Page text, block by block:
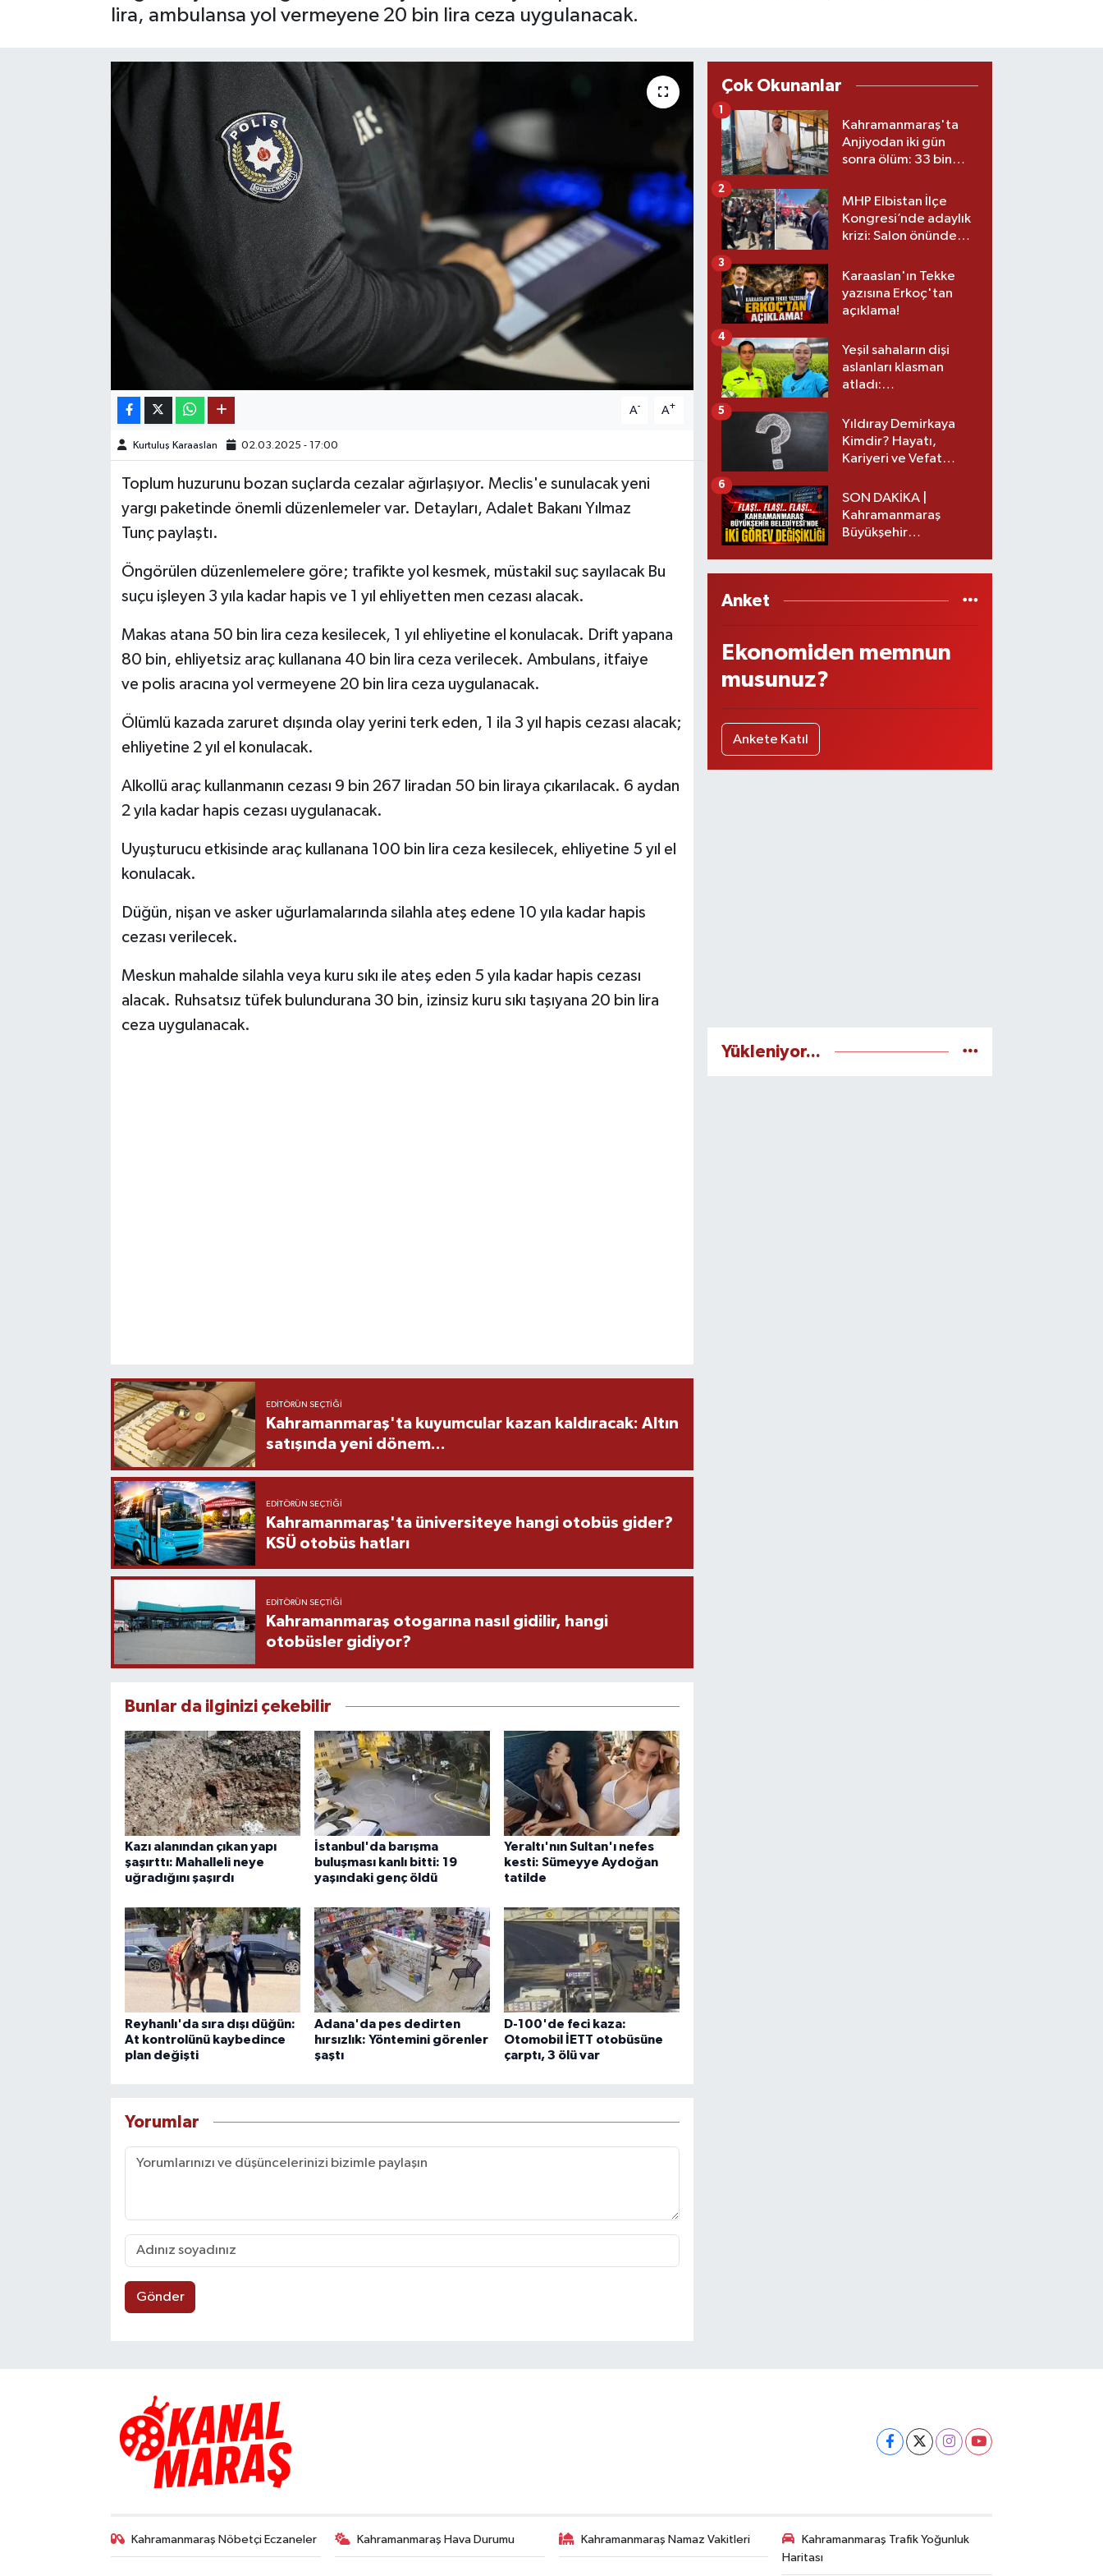
lira, ambulansa yol vermeyene 20 bin lira ceza uygulanacak.
A- A+
Kurtuluş Karaaslan 02.03.2025 - 17:00
Toplum huzurunu bozan suçlarda cezalar ağırlaşıyor. Meclis'e sunulacak yeni
yargı paketinde önemli düzenlemeler var. Detayları, Adalet Bakanı Yılmaz
Tunç paylaştı.
Öngörülen düzenlemelere göre; trafikte yol kesmek, müstakil suç sayılacak Bu
suçu işleyen 3 yıla kadar hapis ve 1 yıl ehliyetten men cezası alacak.
Makas atana 50 bin lira ceza kesilecek, 1 yıl ehliyetine el konulacak. Drift yapana
80 bin, ehliyetsiz araç kullanana 40 bin lira ceza verilecek. Ambulans, itfaiye
ve polis aracına yol vermeyene 20 bin lira ceza uygulanacak.
Ölümlü kazada zaruret dışında olay yerini terk eden, 1 ila 3 yıl hapis cezası alacak;
ehliyetine 2 yıl el konulacak.
Alkollü araç kullanmanın cezası 9 bin 267 liradan 50 bin liraya çıkarılacak. 6 aydan
2 yıla kadar hapis cezası uygulanacak.
Uyuşturucu etkisinde araç kullanana 100 bin lira ceza kesilecek, ehliyetine 5 yıl el
konulacak.
Düğün, nişan ve asker uğurlamalarında silahla ateş edene 10 yıla kadar hapis
cezası verilecek.
Meskun mahalde silahla veya kuru sıkı ile ateş eden 5 yıla kadar hapis cezası
alacak. Ruhsatsız tüfek bulundurana 30 bin, izinsiz kuru sıkı taşıyana 20 bin lira
ceza uygulanacak.
EDITÖRÜN SEÇTIĞI
Kahramanmaraş'ta kuyumcular kazan kaldıracak: Altın
satışında yeni dönem...
EDITÖRÜN SEÇTIĞI
Kahramanmaraş'ta üniversiteye hangi otobüs gider?
KSÜ otobüs hatları
EDITÖRÜN SEÇTIĞI
Kahramanmaraş otogarına nasıl gidilir, hangi
otobüsler gidiyor?
Bunlar da ilginizi çekebilir
Kazı alanından çıkan yapı
şaşırttı: Mahalleli neye
uğradığını şaşırdı
İstanbul'da barışma
buluşması kanlı bitti: 19
yaşındaki genç öldü
Yeraltı'nın Sultan'ı nefes
kesti: Sümeyye Aydoğan
tatilde
Reyhanlı'da sıra dışı düğün:
At kontrolünü kaybedince
plan değişti
Adana'da pes dedirten
hırsızlık: Yöntemini görenler
şaştı
D-100'de feci kaza:
Otomobil İETT otobüsüne
çarptı, 3 ölü var
Yorumlar
Gönder
Çok Okunanlar
Kahramanmaraş'ta
Anjiyodan iki gün
sonra ölüm: 33 bin
savcılıkta
1
MHP Elbistan İlçe
Kongresi’nde adaylık
krizi: Salon önünde
2
Karaaslan'ın Tekke
yazısına Erkoç'tan
açıklama!
3
Yeşil sahaların dişi
aslanları klasman
atladı:
üst lige iki transfer!
4
Yıldıray Demirkaya
Kimdir? Hayatı,
Kariyeri ve Vefat
5
SON DAKİKA |
Kahramanmaraş
Büyükşehir
6
Anket
Ekonomiden memnun
musunuz?
Ankete Katıl
Yükleniyor...
Kahramanmaraş Nöbetçi Eczaneler Kahramanmaraş Hava Durumu Kahramanmaraş Namaz Vakitleri
Kahramanmaraş Trafik Yoğunluk
Haritası
KÜLTÜR SANAT